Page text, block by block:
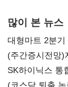
많이 본 뉴스
대형마트 2분
(주간증시전망
SK하이닉스 통